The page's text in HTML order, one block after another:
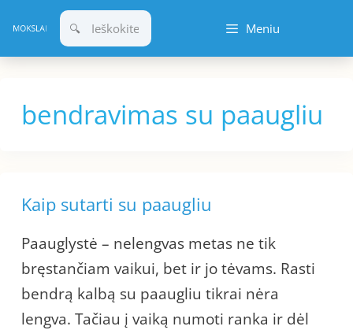
prie
turinio
Meniu
bendravimas su paaugliu
Kaip sutarti su paaugliu
Paauglystė – nelengvas metas ne tik
bręstančiam vaikui, bet ir jo tėvams. Rasti
bendrą kalbą su paaugliu tikrai nėra
lengva. Tačiau į vaiką numoti ranka ir dėl